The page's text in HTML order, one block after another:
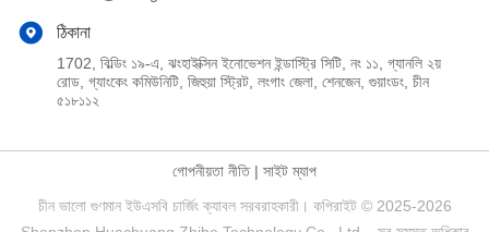
ঠিকানা
1702, বিল্ডিং ১৯-এ, ঝংহাইক্সিন ইনোভেশন ইন্ডাস্ট্রি সিটি, নং ১১, গ্যানলি ২য়
রোড, গ্যাংকেং কমিউনিটি, জিহুয়া স্ট্রিট, লংগাং জেলা, শেনজেন, গুয়াংডং, চীন
৫১৮১১২
গোপনীয়তা নীতি| সাইট ম্যাপ
চীন ভালো গুণমান ইউএসবি চার্জিং ক্যাবল সরবরাহকারী। কপিরাইট © 2025-2026